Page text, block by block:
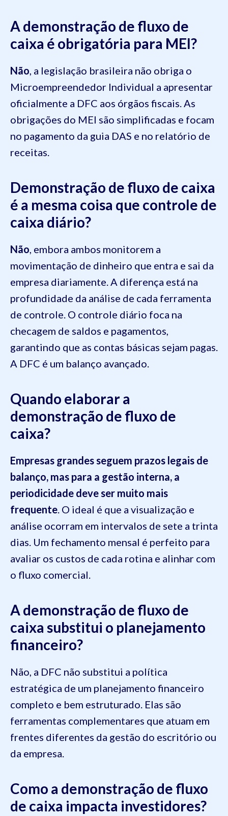
A demonstração de fluxo de
caixa é obrigatória para MEI?
Não, a legislação brasileira não obriga o
Microempreendedor Individual a apresentar
oficialmente a DFC aos órgãos fiscais. As
obrigações do MEI são simplificadas e focam
no pagamento da guia DAS e no relatório de
receitas.
Demonstração de fluxo de caixa
é a mesma coisa que controle de
caixa diário?
Não, embora ambos monitorem a
movimentação de dinheiro que entra e sai da
empresa diariamente. A diferença está na
profundidade da análise de cada ferramenta
de controle. O controle diário foca na
checagem de saldos e pagamentos,
garantindo que as contas básicas sejam pagas.
A DFC é um balanço avançado.
Quando elaborar a
demonstração de fluxo de
caixa?
Empresas grandes seguem prazos legais de
balanço, mas para a gestão interna, a
periodicidade deve ser muito mais
frequente. O ideal é que a visualização e
análise ocorram em intervalos de sete a trinta
dias. Um fechamento mensal é perfeito para
avaliar os custos de cada rotina e alinhar com
o fluxo comercial.
A demonstração de fluxo de
caixa substitui o planejamento
financeiro?
Não, a DFC não substitui a política
estratégica de um planejamento financeiro
completo e bem estruturado. Elas são
ferramentas complementares que atuam em
frentes diferentes da gestão do escritório ou
da empresa.
Como a demonstração de fluxo
de caixa impacta investidores?